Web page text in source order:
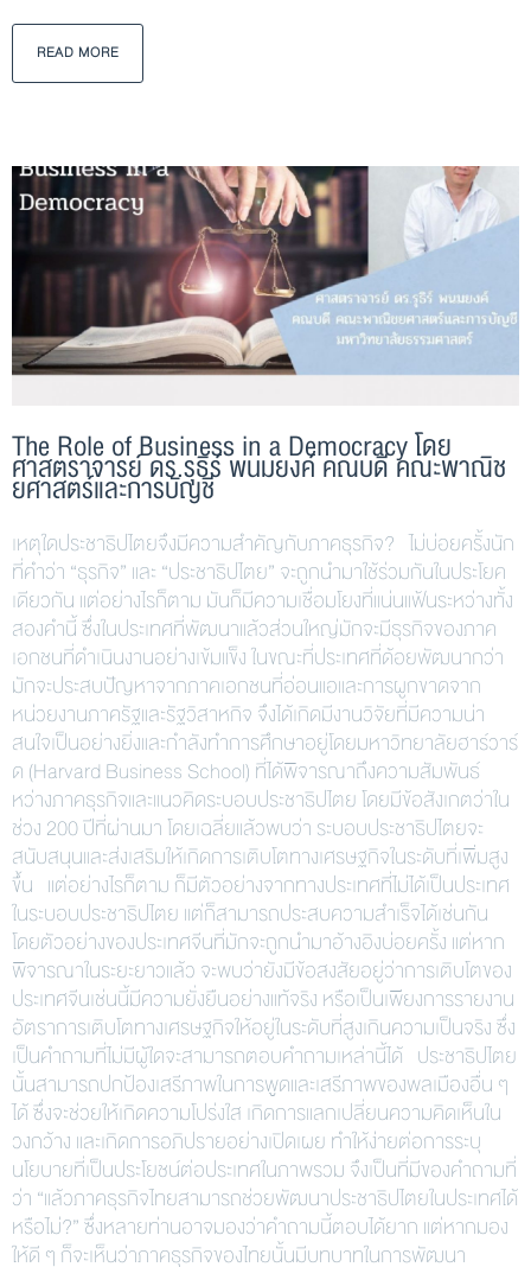
READ MORE
The Role of Business in a Democracy โดย
ศาสตราจารย์ ดร.รุธิร์ พนมยงค์ คณบดี คณะพาณิช
ยศาสตร์และการบัญชี
เหตุใดประชาธิปไตยจึงมีความสำคัญกับภาคธุรกิจ? ไม่บ่อยครั้งนัก
ที่คำว่า “ธุรกิจ” และ “ประชาธิปไตย” จะถูกนำมาใช้ร่วมกันในประโยค
เดียวกัน แต่อย่างไรก็ตาม มันก็มีความเชื่อมโยงที่แน่นแฟ้นระหว่างทั้ง
สองคำนี้ ซึ่งในประเทศที่พัฒนาแล้วส่วนใหญ่มักจะมีธุรกิจของภาค
เอกชนที่ดำเนินงานอย่างเข้มแข็ง ในขณะที่ประเทศที่ด้อยพัฒนากว่า
มักจะประสบปัญหาจากภาคเอกชนที่อ่อนแอและการผูกขาดจาก
หน่วยงานภาครัฐและรัฐวิสาหกิจ จึงได้เกิดมีงานวิจัยที่มีความน่า
สนใจเป็นอย่างยิ่งและกำลังทำการศึกษาอยู่โดยมหาวิทยาลัยฮาร์วาร์
ด (Harvard Business School) ที่ได้พิจารณาถึงความสัมพันธ์
หว่างภาคธุรกิจและแนวคิดระบอบประชาธิปไตย โดยมีข้อสังเกตว่าใน
ช่วง 200 ปีที่ผ่านมา โดยเฉลี่ยแล้วพบว่า ระบอบประชาธิปไตยจะ
สนับสนุนและส่งเสริมให้เกิดการเติบโตทางเศรษฐกิจในระดับที่เพิ่มสูง
ขึ้น แต่อย่างไรก็ตาม ก็มีตัวอย่างจากทางประเทศที่ไม่ได้เป็นประเทศ
ในระบอบประชาธิปไตย แต่ก็สามารถประสบความสำเร็จได้เช่นกัน
โดยตัวอย่างของประเทศจีนที่มักจะถูกนำมาอ้างอิงบ่อยครั้ง แต่หาก
พิจารณาในระยะยาวแล้ว จะพบว่ายังมีข้อสงสัยอยู่ว่าการเติบโตของ
ประเทศจีนเช่นนี้มีความยั่งยืนอย่างแท้จริง หรือเป็นเพียงการรายงาน
อัตราการเติบโตทางเศรษฐกิจให้อยู่ในระดับที่สูงเกินความเป็นจริง ซึ่ง
เป็นคำถามที่ไม่มีผู้ใดจะสามารถตอบคำถามเหล่านี้ได้ ประชาธิปไตย
นั้นสามารถปกป้องเสรีภาพในการพูดและเสรีภาพของพลเมืองอื่น ๆ
ได้ ซึ่งจะช่วยให้เกิดความโปร่งใส เกิดการแลกเปลี่ยนความคิดเห็นใน
วงกว้าง และเกิดการอภิปรายอย่างเปิดเผย ทำให้ง่ายต่อการระบุ
นโยบายที่เป็นประโยชน์ต่อประเทศในภาพรวม จึงเป็นที่มีของคำถามที่
ว่า “แล้วภาคธุรกิจไทยสามารถช่วยพัฒนาประชาธิปไตยในประเทศได้
หรือไม่?” ซึ่งหลายท่านอาจมองว่าคำถามนี้ตอบได้ยาก แต่หากมอง
ให้ดี ๆ ก็จะเห็นว่าภาคธุรกิจของไทยนั้นมีบทบาทในการพัฒนา